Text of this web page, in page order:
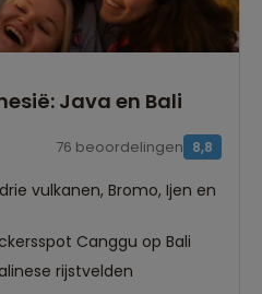
Java en Bali
8,8
76 beoordelingen
vulkanen, Bromo, Ijen en
Canggu op Bali
rijstvelden